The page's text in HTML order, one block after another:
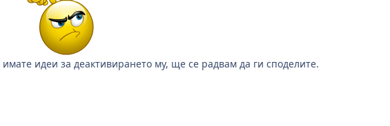
имате идеи за деактивирането му, ще се радвам да ги споделите.